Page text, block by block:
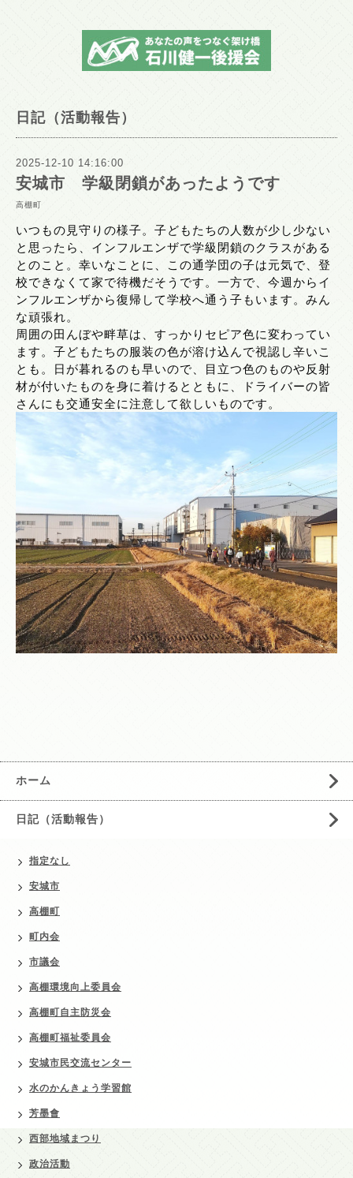
日記（活動報告）
2025-12-10 14:16:00
安城市 学級閉鎖があったようです
高棚町
いつもの見守りの様子。子どもたちの人数が少し少ない
と思ったら、インフルエンザで学級閉鎖のクラスがある
とのこと。幸いなことに、この通学団の子は元気で、登
校できなくて家で待機だそうです。一方で、今週からイ
ンフルエンザから復帰して学校へ通う子もいます。みん
な頑張れ。
周囲の田んぼや畔草は、すっかりセピア色に変わってい
ます。子どもたちの服装の色が溶け込んで視認し辛いこ
とも。日が暮れるのも早いので、目立つ色のものや反射
材が付いたものを身に着けるとともに、ドライバーの皆
さんにも交通安全に注意して欲しいものです。
ホーム
日記（活動報告）
指定なし
安城市
高棚町
町内会
市議会
高棚環境向上委員会
高棚町自主防災会
高棚町福祉委員会
安城市民交流センター
水のかんきょう学習館
芳墨會
西部地域まつり
政治活動